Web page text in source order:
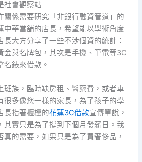
社會觀察站
關係需要研究「非銀行融資管道」的
中華當舖的店長，希望能以學術角度
長大方分享了一些不涉個資的統計：
金與名牌包，其次是手機、筆電等3C
名錶來借款。
班族，臨時缺房租、醫藥費，或者車
很多像您一樣的家長，為了孩子的學
長指著櫃檯的花蓮3C借款宣傳單說，
其實只是為了撐到下個月發薪日。我
真的需要，如果只是為了買奢侈品，